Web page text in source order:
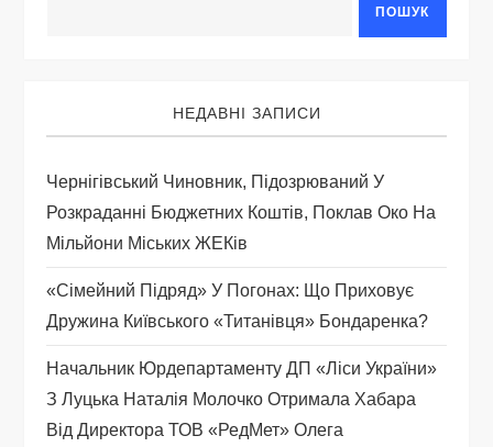
з
а
п
и
с
і
ПОШУК
НЕДАВНІ ЗАПИСИ
Чернігівський Чиновник, Підозрюваний У
Розкраданні Бюджетних Коштів, Поклав Око На
Мільйони Міських ЖЕКів
«Сімейний Підряд» У Погонах: Що Приховує
Дружина Київського «титанівця» Бондаренка?
Начальник Юрдепартаменту ДП «Ліси України»
З Луцька Наталія Молочко Отримала Хабара
Від Директора ТОВ «РедМет» Олега